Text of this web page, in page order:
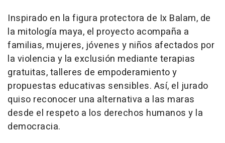
Inspirado en la figura protectora de Ix Balam, de
la mitología maya, el proyecto acompaña a
familias, mujeres, jóvenes y niños afectados por
la violencia y la exclusión mediante terapias
gratuitas, talleres de empoderamiento y
propuestas educativas sensibles. Así, el jurado
quiso reconocer una alternativa a las maras
desde el respeto a los derechos humanos y la
democracia.